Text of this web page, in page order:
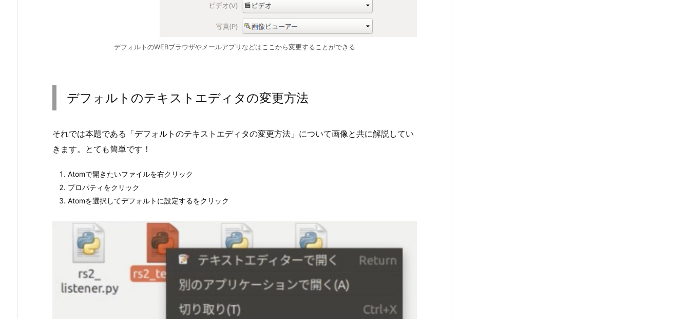
デフォルトのWEBブラウザやメールアプリなどはここから変更することができる
デフォルトのテキストエディタの変更方法
それでは本題である「デフォルトのテキストエディタの変更方法」について画像と共に解説してい
きます。とても簡単です！
Atomで開きたいファイルを右クリック
プロパティをクリック
Atomを選択してデフォルトに設定するをクリック